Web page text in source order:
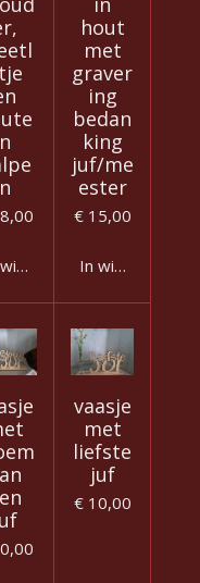
n
n
hout
met
graver
ing
bedan
king
juf/me
ester
€ 15,00
In winkelwagen
vaasje
met
liefste
juf
€ 10,00